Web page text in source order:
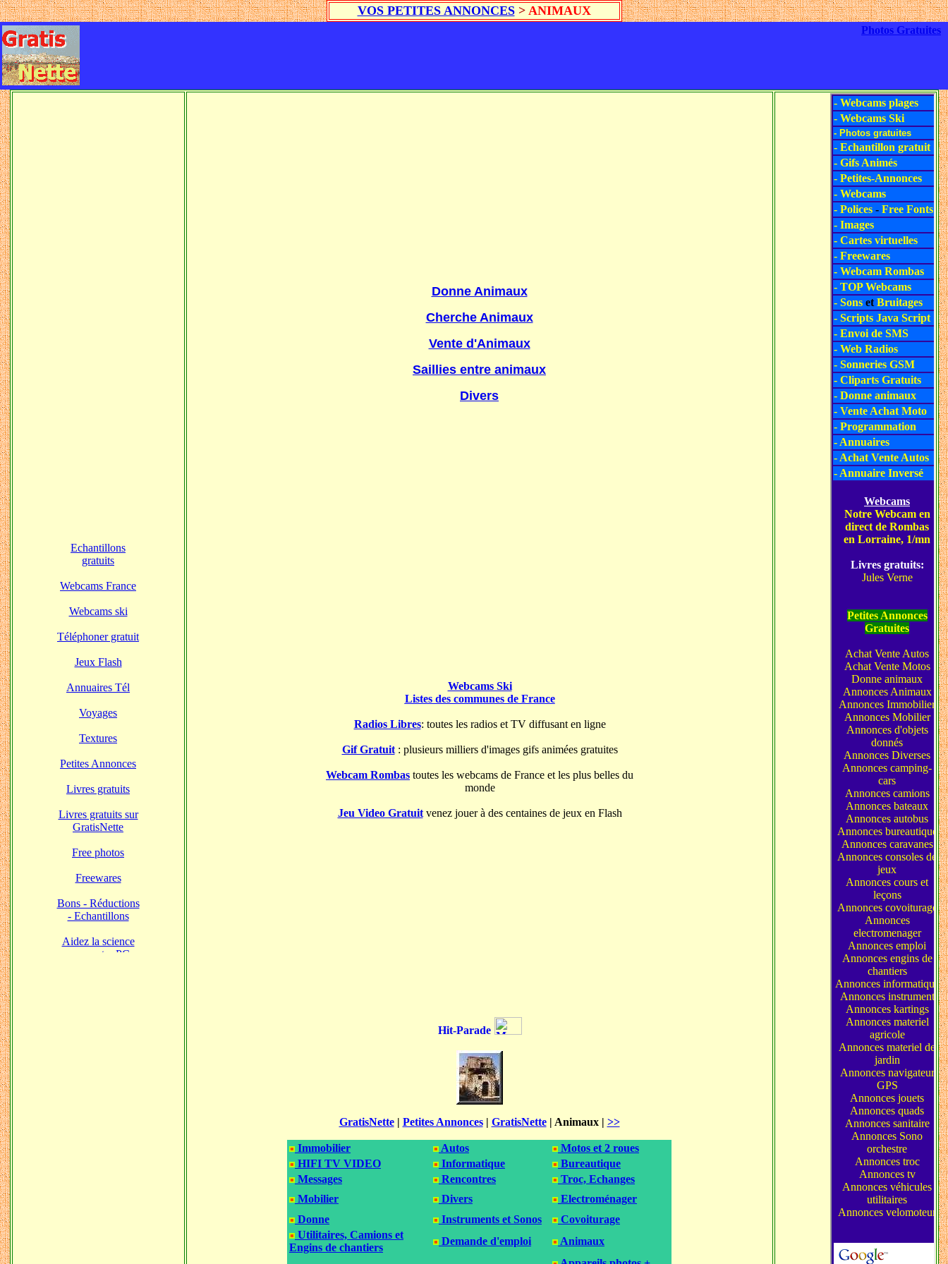
VOS PETITES ANNONCES> ANIMAUX
Donne Animaux
Cherche Animaux
Vente d'Animaux
Saillies entre animaux
Divers
GratisNette| Petites Annonces| GratisNette| Animaux| >>
Immobilier Autos
Motos et 2 roues
HIFI TV VIDEO
Informatique
Bureautique
Messages
Rencontres
Troc, Echanges
Mobilier
Divers
Electroménager
Donne
Instruments et Sonos
Covoiturage
Utilitaires, Camions et
Engins de chantiers
Demande d'emploi Animaux